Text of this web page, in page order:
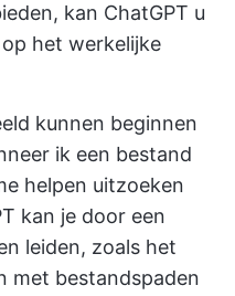
kan ChatGPT u
het werkelijke
kunnen beginnen
ik een bestand
helpen uitzoeken
kan je door een
leiden, zoals het
met bestandspaden